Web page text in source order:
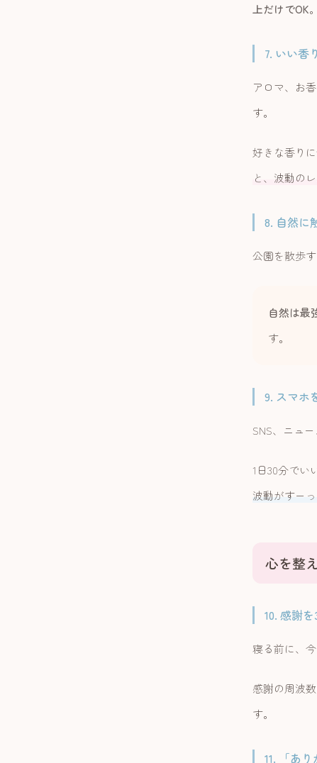
上だけでOK。
7. いい香
アロマ、お
す。
好きな香り
と、波動の
8. 自然に
公園を散歩
自然は最
す。
9. スマホ
SNS、ニュ
1日30分でい
波動がすー
心を整
10. 感謝を
寝る前に、
感謝の周波
す。
11. 「あ